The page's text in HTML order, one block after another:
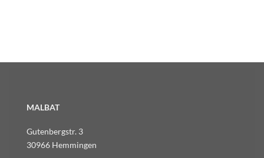
MALBAT
Gutenbergstr. 3
30966 Hemmingen